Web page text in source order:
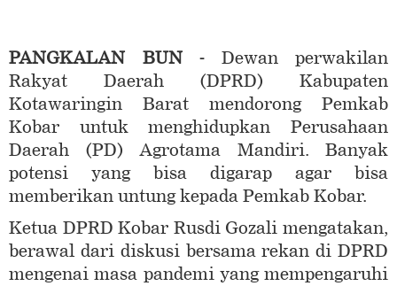
PANGKALAN BUN -Dewan perwakilan
Rakyat Daerah (DPRD) Kabupaten
Kotawaringin Barat mendorong Pemkab
Kobar untuk menghidupkan Perusahaan
Daerah (PD) Agrotama Mandiri. Banyak
potensi yang bisa digarap agar bisa
memberikan untung kepada Pemkab Kobar.
Ketua DPRD Kobar Rusdi Gozali mengatakan,
berawal dari diskusi bersama rekan di DPRD
mengenai masa pandemi yang mempengaruhi